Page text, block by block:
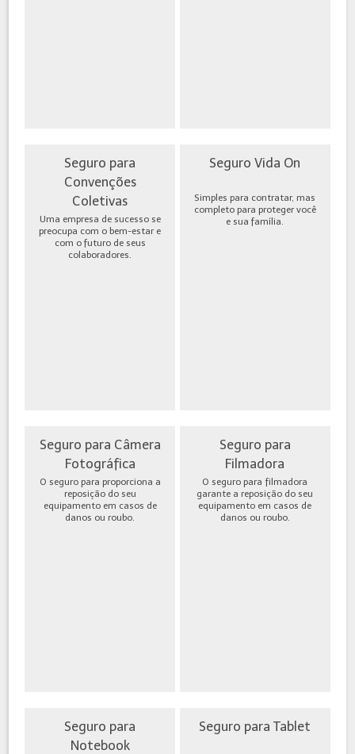
Seguro para
Convenções
Coletivas
Uma empresa de sucesso se
preocupa com o bem-estar e
com o futuro de seus
colaboradores.
Seguro Vida On
Simples para contratar, mas
completo para proteger você
e sua família.
Seguro para Câmera
Fotográfica
O seguro para proporciona a
reposição do seu
equipamento em casos de
danos ou roubo.
Seguro para
Filmadora
O seguro para filmadora
garante a reposição do seu
equipamento em casos de
danos ou roubo.
Seguro para
Notebook
Seguro para Tablet